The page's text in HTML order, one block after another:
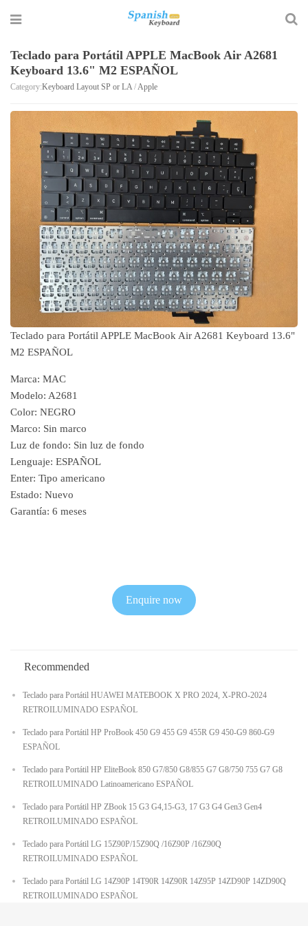
Teclado para Portátil APPLE MacBook Air A2681
Keyboard 13.6" M2 ESPAÑOL
Category:Keyboard Layout SP or LA/Apple
Teclado para Portátil APPLE MacBook Air A2681 Keyboard 13.6"
M2 ESPAÑOL
Marca: MAC
Modelo: A2681
Color: NEGRO
Marco: Sin marco
Luz de fondo: Sin luz de fondo
Lenguaje: ESPAÑOL
Enter: Tipo americano
Estado: Nuevo
Garantía: 6 meses
Enquire now
Recommended
Teclado para Portátil HUAWEI MATEBOOK X PRO 2024, X-PRO-2024
RETROILUMINADO ESPAÑOL
Teclado para Portátil HP ProBook 450 G9 455 G9 455R G9 450-G9 860-G9
ESPAÑOL
Teclado para Portátil HP EliteBook 850 G7/850 G8/855 G7 G8/750 755 G7 G8
RETROILUMINADO Latinoamericano ESPAÑOL
Teclado para Portátil HP ZBook 15 G3 G4,15-G3, 17 G3 G4 Gen3 Gen4
RETROILUMINADO ESPAÑOL
Teclado para Portátil LG 15Z90P/15Z90Q /16Z90P /16Z90Q
RETROILUMINADO ESPAÑOL
Teclado para Portátil LG 14Z90P 14T90R 14Z90R 14Z95P 14ZD90P 14ZD90Q
RETROILUMINADO ESPAÑOL